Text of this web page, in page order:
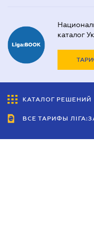
каталог
КАТАЛОГ РЕШЕНИЙ
ВСЕ ТАРИФЫ